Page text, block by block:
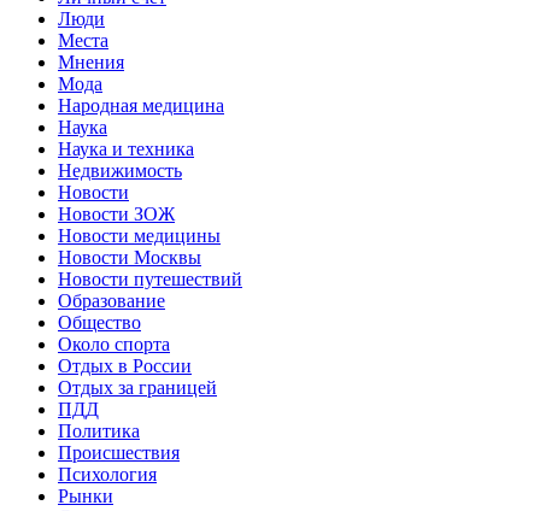
Люди
Места
Мнения
Мода
Народная медицина
Наука
Наука и техника
Недвижимость
Новости
Новости ЗОЖ
Новости медицины
Новости Москвы
Новости путешествий
Образование
Общество
Около спорта
Отдых в России
Отдых за границей
ПДД
Политика
Происшествия
Психология
Рынки